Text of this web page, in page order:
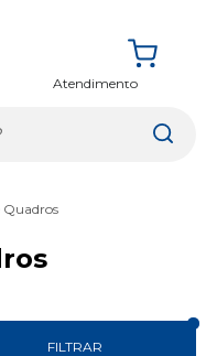
Atendimento
Quadros
FILTRAR